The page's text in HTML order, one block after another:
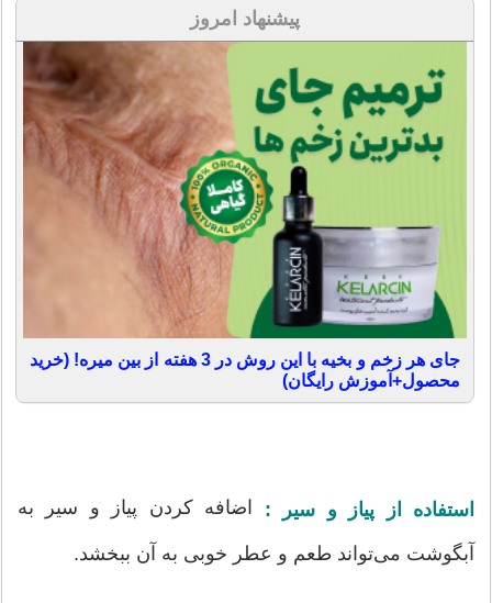
پیشنهاد امروز
جای هر زخم و بخیه با این روش در 3 هفته از بین میره! (خرید
محصول+آموزش رایگان)
استفاده از پیاز و سیر : اضافه کردن پیاز و سیر به
آبگوشت می‌تواند طعم و عطر خوبی به آن ببخشد.